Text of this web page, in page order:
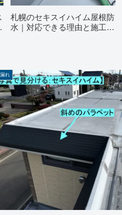
札幌のセキスイハイム屋根防
水｜対応できる理由と施工の
れ